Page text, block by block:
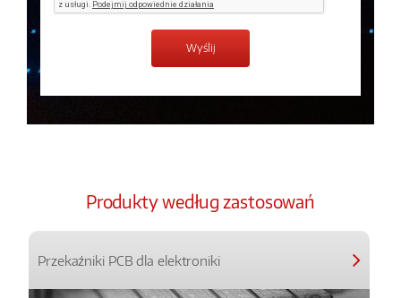
Produkty według zastosowań
Przekaźniki PCB dla elektroniki